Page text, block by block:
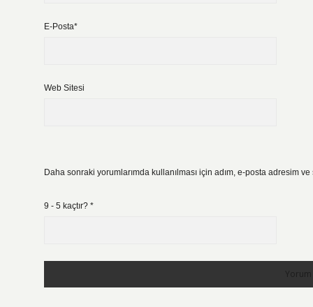
E-Posta*
Web Sitesi
Daha sonraki yorumlarımda kullanılması için adım, e-posta adresim
9 - 5 kaçtır? *